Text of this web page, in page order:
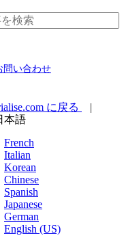
問い合わせ
に戻る
|
本語
French
Italian
Korean
Chinese
Spanish
Japanese
German
English (US)